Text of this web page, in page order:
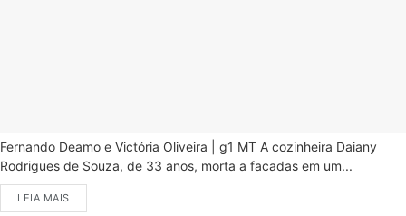
Fernando Deamo e Victória Oliveira | g1 MT A cozinheira Daiany
Rodrigues de Souza, de 33 anos, morta a facadas em um...
LEIA MAIS